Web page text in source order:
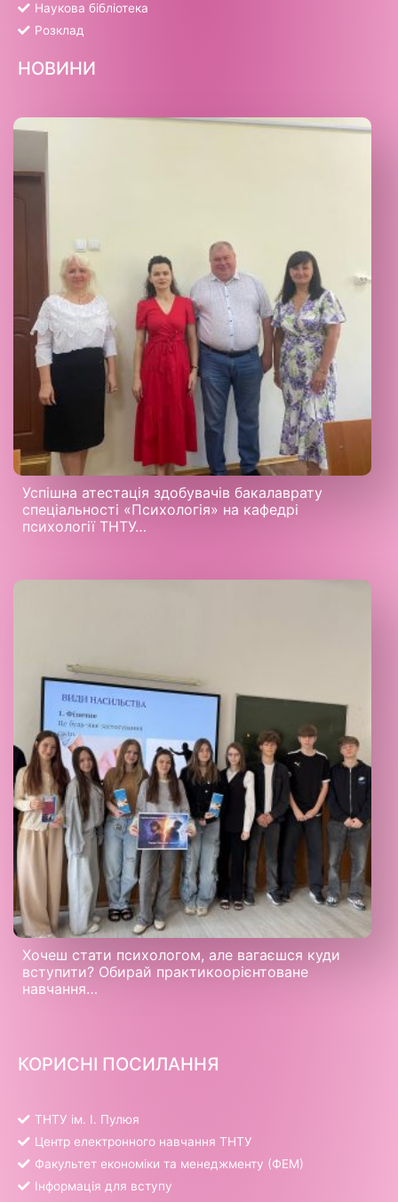
Наукова бібліотека
Розклад
НОВИНИ
Успішна атестація здобувачів бакалаврату
спеціальності «Психологія» на кафедрі
психології ТНТУ…
Хочеш стати психологом, але вагаєшся куди
вступити? Обирай практикоорієнтоване
навчання…
КОРИСНІ ПОСИЛАННЯ
ТНТУ ім. І. Пулюя
Центр електронного навчання ТНТУ
Факультет економіки та менеджменту (ФЕМ)
Інформація для вступу